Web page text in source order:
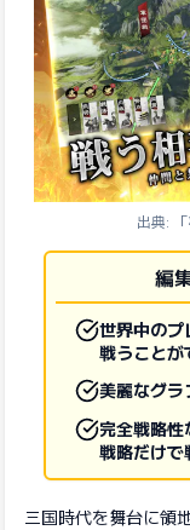
出典:
編
世界中のプ
戦うことが
美麗なグラ
完全戦略
戦略だけで
三国時代を舞台に領